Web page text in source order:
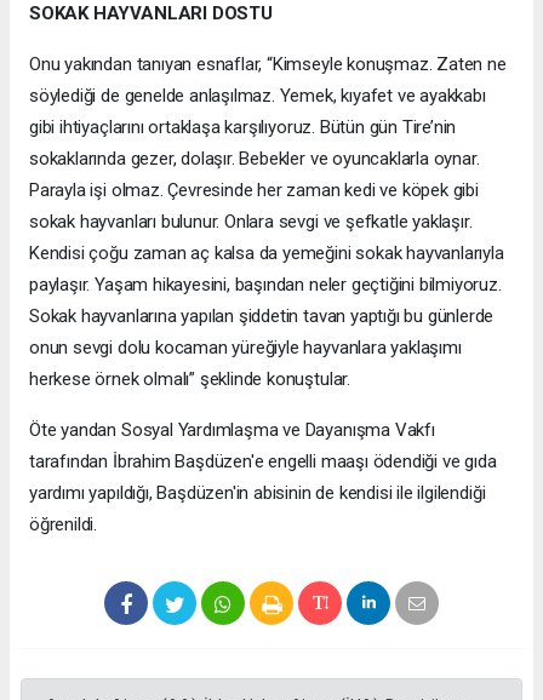
SOKAK HAYVANLARI DOSTU
Onu yakından tanıyan esnaflar, “Kimseyle konuşmaz. Zaten ne
söylediği de genelde anlaşılmaz. Yemek, kıyafet ve ayakkabı
gibi ihtiyaçlarını ortaklaşa karşılıyoruz. Bütün gün Tire’nin
sokaklarında gezer, dolaşır. Bebekler ve oyuncaklarla oynar.
Parayla işi olmaz. Çevresinde her zaman kedi ve köpek gibi
sokak hayvanları bulunur. Onlara sevgi ve şefkatle yaklaşır.
Kendisi çoğu zaman aç kalsa da yemeğini sokak hayvanlarıyla
paylaşır. Yaşam hikayesini, başından neler geçtiğini bilmiyoruz.
Sokak hayvanlarına yapılan şiddetin tavan yaptığı bu günlerde
onun sevgi dolu kocaman yüreğiyle hayvanlara yaklaşımı
herkese örnek olmalı” şeklinde konuştular.
Öte yandan Sosyal Yardımlaşma ve Dayanışma Vakfı
tarafından İbrahim Başdüzen'e engelli maaşı ödendiği ve gıda
yardımı yapıldığı, Başdüzen'in abisinin de kendisi ile ilgilendiği
öğrenildi.